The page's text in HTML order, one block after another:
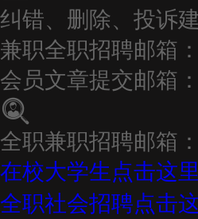
纠错、删除、投诉
兼职全职招聘邮箱：
会员文章提交邮箱：
全职兼职招聘邮箱
在校大学生点击这
全职社会招聘点击